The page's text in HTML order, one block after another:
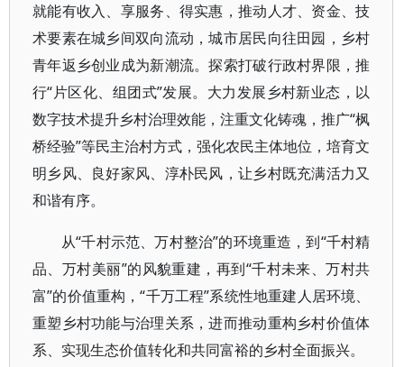
就能有收入、享服务、得实惠，推动人才、资金、技
术要素在城乡间双向流动，城市居民向往田园，乡村
青年返乡创业成为新潮流。探索打破行政村界限，推
行“片区化、组团式”发展。大力发展乡村新业态，以
数字技术提升乡村治理效能，注重文化铸魂，推广“枫
桥经验”等民主治村方式，强化农民主体地位，培育文
明乡风、良好家风、淳朴民风，让乡村既充满活力又
和谐有序。
从“千村示范、万村整治”的环境重造，到“千村精
品、万村美丽”的风貌重建，再到“千村未来、万村共
富”的价值重构，“千万工程”系统性地重建人居环境、
重塑乡村功能与治理关系，进而推动重构乡村价值体
系、实现生态价值转化和共同富裕的乡村全面振兴。